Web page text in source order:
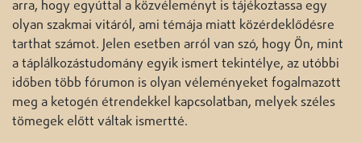
arra, hogy egyúttal a közvéleményt is tájékoztassa egy
olyan szakmai vitáról, ami témája miatt közérdeklődésre
tarthat számot. Jelen esetben arról van szó, hogy Ön, mint
a táplálkozástudomány egyik ismert tekintélye, az utóbbi
időben több fórumon is olyan véleményeket fogalmazott
meg a ketogén étrendekkel kapcsolatban, melyek széles
tömegek előtt váltak ismertté.